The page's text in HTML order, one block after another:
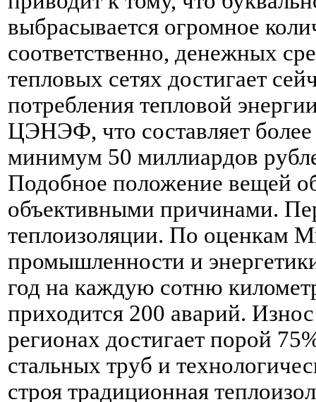
выбрасывается огромное
соответственно, денежных
тепловых сетях достигает
потребления тепловой
ЦЭНЭФ, что составляет
минимум 50 миллиардов
Подобное положение вещей
объективными причинами.
теплоизоляции. По оценкам
промышленности и
год на каждую сотню
приходится 200 аварий.
регионах достигает порой
стальных труб и
строя традиционная